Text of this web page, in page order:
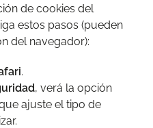
de cookies del
estos pasos (pueden
del navegador):
.
, verá la opción
ajuste el tipo de